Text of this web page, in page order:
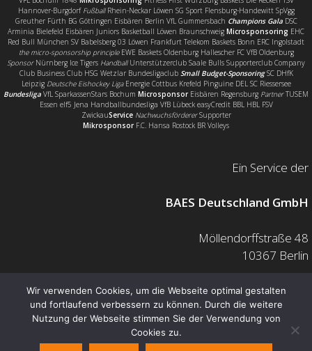
Hannover-Burgdorf FußballRhein-Neckar Löwen SG Sport Flensburg-Handewitt SpVgg
Greuther Fürth BG Göttingen Eisbären Berlin VfL Gummersbach Champions GalaDSC
Arminia Bielefeld Eisbären Juniors Basketball Löwen Braunschweig Microsponsoring EHC
Red Bull München SV Babelsberg 03 Löwen Frankfurt Telekom Baskets Bonn ERC Ingolstadt
the micro-sponsorship principleEWE Baskets Oldenburg Hallescher FC VfB Oldenburg
SponsorNürnberg Ice Tigers HandballUnterstützerclub Saale Bulls Supporterclub Company
Club Business Club HSG Wetzlar Bundesligaclub Small Budget-SponsoringSC DHfK
Leipzig Deutsche Eishockey LigaEnergie Cottbus Krefeld Pinguine DEL SC Riessersee
Bundesliga VfL SparkassenStars Bochum MicrosponsorEisbären Regensburg PartnerTUSEM
Essen elf5 Jena Handballbundesliga VfB Lübeck easyCredit BBL HBL FSV
ZwickauService NachwuchsfördererSupporter
MikrosponsorF.C. Hansa Rostock BR Volleys
Ein Service der
BAES Deutschland GmbH
Möllendorffstraße 48
10367 Berlin
Mail: info@baes.de
Telefon: 030 200 7378 0
Fax: 0800 880 1139 55
Wir verwenden Cookies, um die Webseite optimal gestalten
und fortlaufend verbessern zu können. Durch die weitere
Nutzung der Webseite stimmen Sie der Verwendung von
Cookies zu.